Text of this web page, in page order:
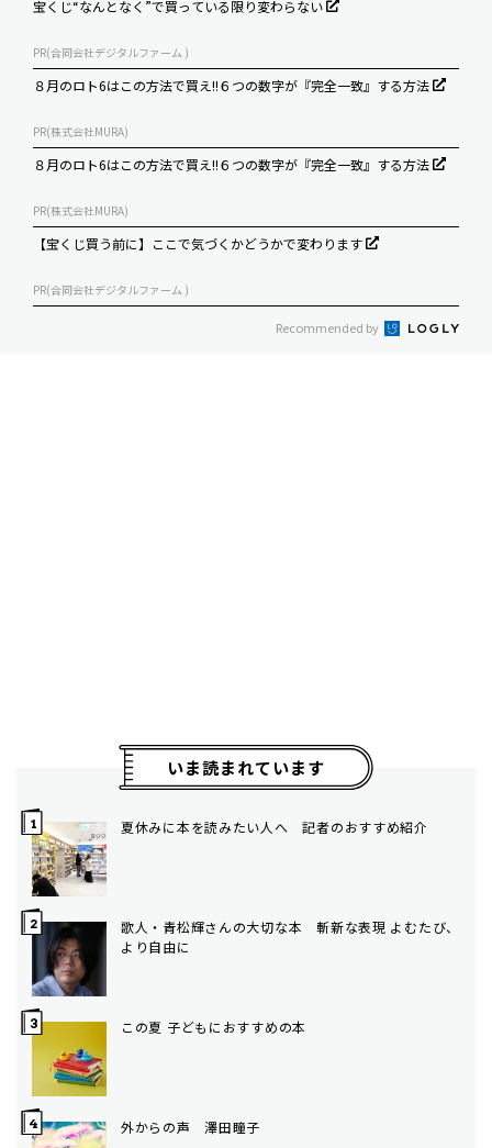
宝くじ“なんとなく”で買っている限り変わらない
PR(合同会社デジタルファーム )
８月のロト6はこの方法で買え!!６つの数字が『完全一致』する方法
PR(株式会社MURA)
８月のロト6はこの方法で買え!!６つの数字が『完全一致』する方法
PR(株式会社MURA)
【宝くじ買う前に】ここで気づくかどうかで変わります
PR(合同会社デジタルファーム )
Recommended by
いま読まれています
夏休みに本を読みたい人へ 記者のおすすめ紹介
歌人・青松輝さんの大切な本 斬新な表現 よむたび、
より自由に
この夏 子どもにおすすめの本
外からの声 澤田瞳子